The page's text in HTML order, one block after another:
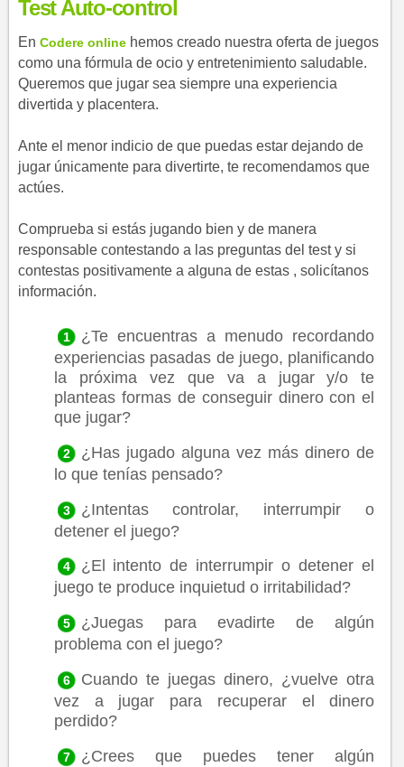
Test Auto-control
En Codere online hemos creado nuestra oferta de juegos
como una fórmula de ocio y entretenimiento saludable.
Queremos que jugar sea siempre una experiencia
divertida y placentera.
Ante el menor indicio de que puedas estar dejando de
jugar únicamente para divertirte, te recomendamos que
actúes.
Comprueba si estás jugando bien y de manera
responsable contestando a las preguntas del test y si
contestas positivamente a alguna de estas , solicítanos
información.
¿Te encuentras a menudo recordando
experiencias pasadas de juego, planificando
la próxima vez que va a jugar y/o te
planteas formas de conseguir dinero con el
que jugar?
¿Has jugado alguna vez más dinero de
lo que tenías pensado?
¿Intentas controlar, interrumpir o
detener el juego?
¿El intento de interrumpir o detener el
juego te produce inquietud o irritabilidad?
¿Juegas para evadirte de algún
problema con el juego?
Cuando te juegas dinero, ¿vuelve otra
vez a jugar para recuperar el dinero
perdido?
¿Crees que puedes tener algún